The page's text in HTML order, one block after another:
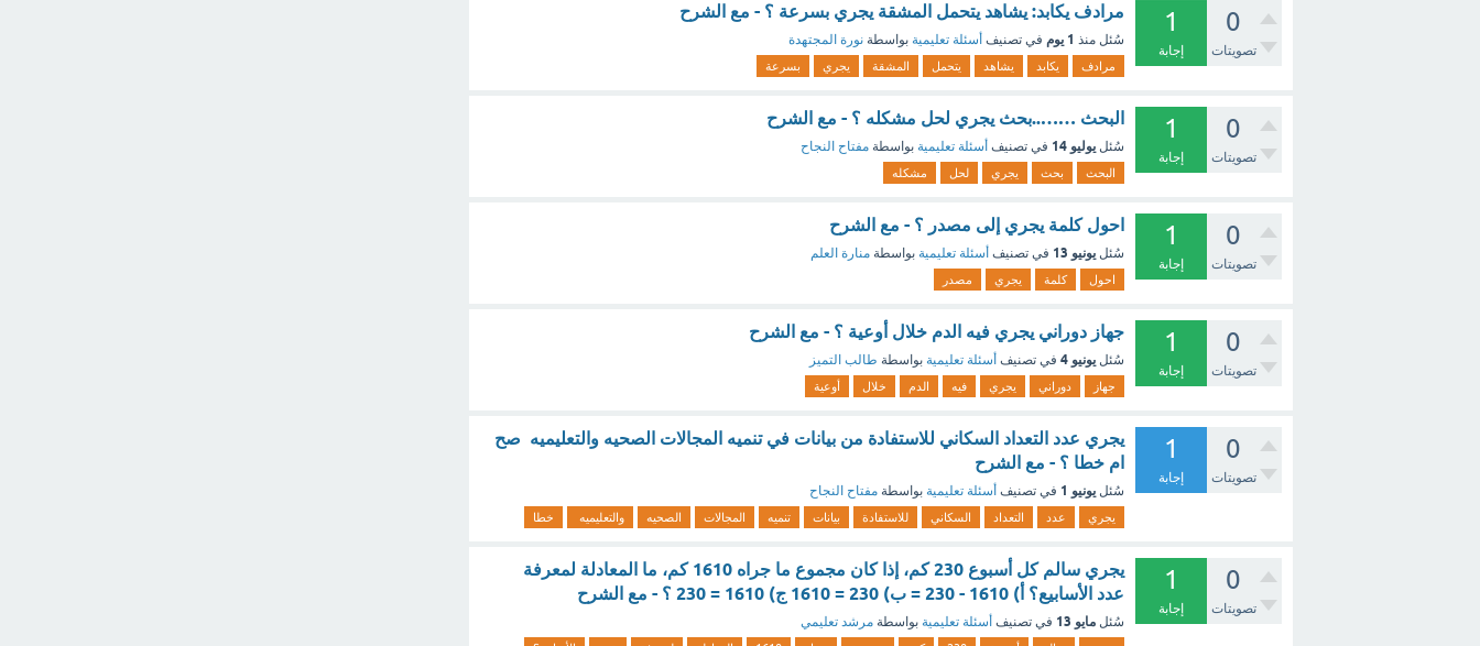
0
تصويتات
1
إجابة
مرادف يكابد: يشاهد يتحمل المشقة يجري بسرعة ؟ - مع الشرح
سُئل منذ 1 يوم في تصنيف أسئلة تعليمية بواسطة نورة المجتهدة
مرادف يكابد يشاهد يتحمل المشقة يجري بسرعة
0
تصويتات
1
إجابة
البحث ……..بحث يجري لحل مشكله ؟ - مع الشرح
سُئل يوليو 14 في تصنيف أسئلة تعليمية بواسطة مفتاح النجاح
البحث بحث يجري لحل مشكله
0
تصويتات
1
إجابة
احول كلمة يجري إلى مصدر ؟ - مع الشرح
سُئل يونيو 13 في تصنيف أسئلة تعليمية بواسطة منارة العلم
احول كلمة يجري مصدر
0
تصويتات
1
إجابة
جهاز دوراني يجري فيه الدم خلال أوعية ؟ - مع الشرح
سُئل يونيو 4 في تصنيف أسئلة تعليمية بواسطة طالب التميز
جهاز دوراني يجري فيه الدم خلال أوعية
0
تصويتات
1
إجابة
يجري عدد التعداد السكاني للاستفادة من بيانات في تنميه المجالات الصحيه والتعليميه صح
ام خطا ؟ - مع الشرح
سُئل يونيو 1 في تصنيف أسئلة تعليمية بواسطة مفتاح النجاح
يجري عدد التعداد السكاني للاستفادة بيانات تنميه المجالات الصحيه والتعليميه خطا
0
تصويتات
1
إجابة
يجري سالم كل أسبوع 230 كم، إذا كان مجموع ما جراه 1610 كم، ما المعادلة لمعرفة
عدد الأسابيع؟ أ) 1610 - 230 = ب) 230 = 1610 ج) 1610 = 230 ؟ - مع الشرح
سُئل مايو 13 في تصنيف أسئلة تعليمية بواسطة مرشد تعليمي